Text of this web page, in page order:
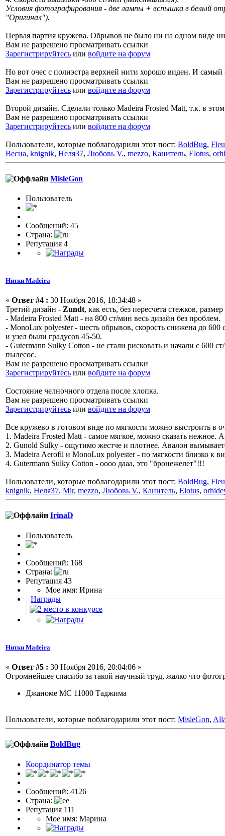
Условия фотографирования - две лампы + вспышка в белый
"Оригинал").
Первая партия кружева. Обрывов не было ни на одном виде
Вам не разрешено просматривать ссылки
Зарегистрируйтесь или войдите на форум
Но вот очес с полиэстра верхней нити хорошо виден. И самый
Вам не разрешено просматривать ссылки
Зарегистрируйтесь или войдите на форум
Второй дизайн. Сделали только Madeira Frosted Matt, т.к. в
Вам не разрешено просматривать ссылки
Зарегистрируйтесь или войдите на форум
Пользователи, которые поблагодарили этот пост: BoldBug,
Весна, knignik, Неля37, Любовь V., mezzo, Канитель, Elotus,
MisleGon
Пользоватeль
Сообщений: 45
Страна:
Репутация 4
Нитки Madeira
« Ответ #4 : 30 Ноября 2016, 18:34:48 »
Третий дизайн - Zundt, как есть, без пересчета стежков,
- Madeira Frosted Matt - на 800 ст/мин весь дизайн без проблем.
- MonoLux polyester - шесть обрывов, скорость снижена до
и узел были градусов 45-50.
- Gutermann Sulky Cotton - не стали рисковать и начали с
пылесос.
Вам не разрешено просматривать ссылки
Зарегистрируйтесь или войдите на форум
Состояние челночного отдела после хлопка.
Вам не разрешено просматривать ссылки
Зарегистрируйтесь или войдите на форум
Все кружево в готовом виде по мягкости можно выстроить в
1. Madeira Frosted Matt - самое мягкое, можно сказать
2. Gunold Sulky - ощутимо жестче и плотнее. Авалон
3. Madeira Aerofil и MonoLux polyester - по мягкости близко к
4. Gutermann Sulky Cotton - оооо дааа, это "бронежелет"!!!
Пользователи, которые поблагодарили этот пост: BoldBug,
knignik, Неля37, Mir, mezzo, Любовь V., Канитель, Elotus,
IrinaD
Пользовaтeль
Сообщений: 168
Страна:
Репутация 43
Мое имя: Ирина
Награды
Нитки Madeira
« Ответ #5 : 30 Ноября 2016, 20:04:06 »
Огромнейшее спасибо за такой научный труд, жалко что
Джаноме МС 11000 Таджима
Пользователи, которые поблагодарили этот пост: MisleGon,
BoldBug
Координатор темы
Сообщений: 4126
Страна:
Репутация 111
Мое имя: Марина